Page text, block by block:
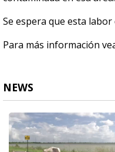
Se espera que esta
Para más información
NEWS